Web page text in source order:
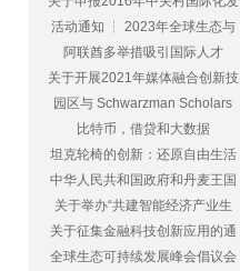
活动通知 ┆ 2023年全球生态与
阿联酋多举措吸引国际人才
关于开展2021年媒体融合创新技
园区与 Schwarzman Scholars
比特币，借贷和大数据
坦克轮椅的创新：还原自由生活
中华人民共和国政府和丹麦王国
关于举办“共建智能经济产业生
关于征集金融科技创新应用的通
全球生态可持续发展峰会倡议会